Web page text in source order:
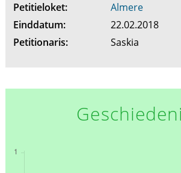
Petitieloket:
Almere
Einddatum:
22.02.2018
Petitionaris:
Saskia